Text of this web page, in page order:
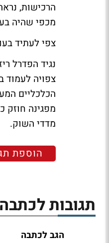
הרכישות,
מכפי שהיה
צפי לעתיד
הכלכליים
מדדי השוק.
הוספת
תגובות לכתבה
הגב לכתבה